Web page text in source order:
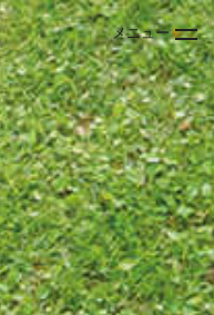
メニュー